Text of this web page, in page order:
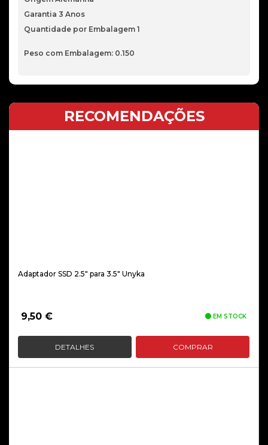
Garantia 3 Anos
Quantidade por Embalagem 1
Peso com Embalagem: 0.150
RECOMENDAÇÕES
Adaptador SSD 2.5″ para 3.5″ Unyka
9,50 € EM STOCK
DETALHES COMPRAR